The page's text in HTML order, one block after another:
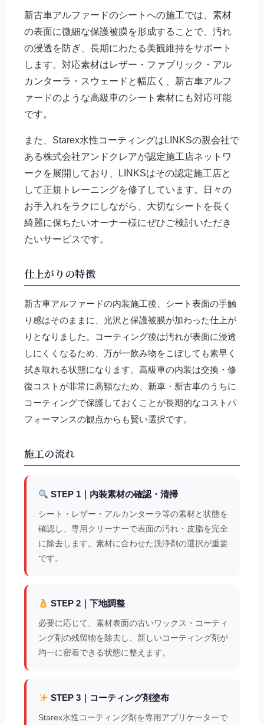
新古車アルファードのシートへの施工では、素材
の表面に微細な保護被膜を形成することで、汚れ
の浸透を防ぎ、長期にわたる美観維持をサポート
します。対応素材はレザー・ファブリック・アル
カンターラ・スウェードと幅広く、新古車アルフ
ァードのような高級車のシート素材にも対応可能
です。
また、Starex水性コーティングはLINKSの親会社で
ある株式会社アンドクレアが認定施工店ネットワ
ークを展開しており、LINKSはその認定施工店と
して正規トレーニングを修了しています。日々の
お手入れをラクにしながら、大切なシートを長く
綺麗に保ちたいオーナー様にぜひご検討いただき
たいサービスです。
仕上がりの特徴
新古車アルファードの内装施工後、シート表面の手触
り感はそのままに、光沢と保護被膜が加わった仕上が
りとなりました。コーティング後は汚れが表面に浸透
しにくくなるため、万が一飲み物をこぼしても素早く
拭き取れる状態になります。高級車の内装は交換・修
復コストが非常に高額なため、新車・新古車のうちに
コーティングで保護しておくことが長期的なコストパ
フォーマンスの観点からも賢い選択です。
施工の流れ
STEP 1｜内装素材の確認・清掃
シート・レザー・アルカンターラ等の素材と状態を
確認し、専用クリーナーで表面の汚れ・皮脂を完全
に除去します。素材に合わせた洗浄剤の選択が重要
です。
STEP 2｜下地調整
必要に応じて、素材表面の古いワックス・コーティ
ング剤の残留物を除去し、新しいコーティング剤が
均一に密着できる状態に整えます。
STEP 3｜コーティング剤塗布
Starex水性コーティング剤を専用アプリケーターで